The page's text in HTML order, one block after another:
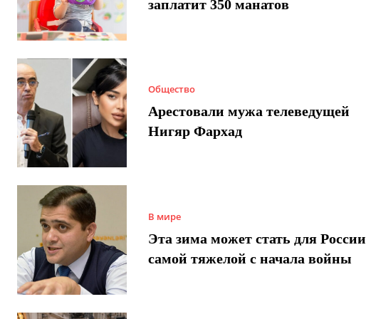
заплатит 350 манатов
Общество
Арестовали мужа телеведущей
Нигяр Фархад
В мире
Эта зима может стать для России
самой тяжелой с начала войны